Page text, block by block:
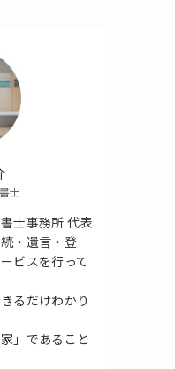
士
士事務所 代表
・遺言・登
ビスを行って
るだけわかり
」であること